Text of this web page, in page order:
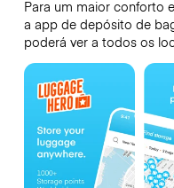
Para um maior conforto
a app de depósito de
poderá ver a todos os